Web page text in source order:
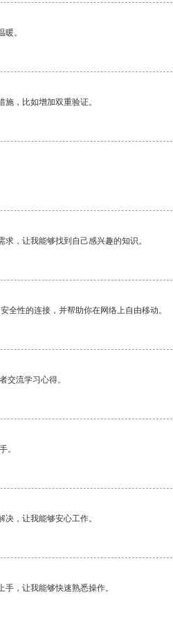
。
，比如增加双重验证。
，让我能够找到自己感兴趣的知识。
全性的连接，并帮助你在网络上自由移动。
交流学习心得。
。
，让我能够安心工作。
，让我能够快速熟悉操作。